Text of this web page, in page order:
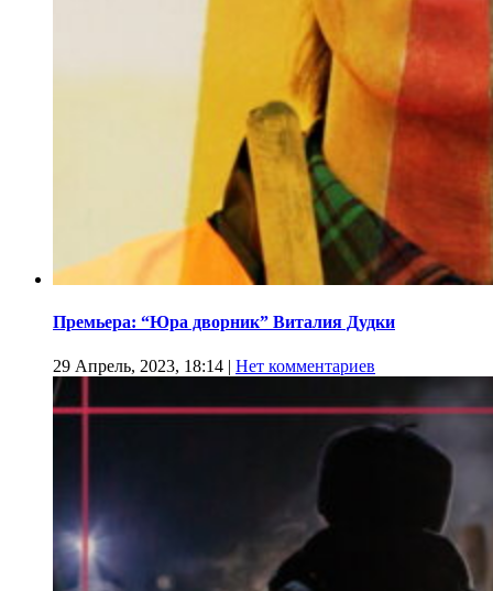
Премьера: “Юра дворник” Виталия Дудки
29 Апрель, 2023, 18:14 | Нет комментариев